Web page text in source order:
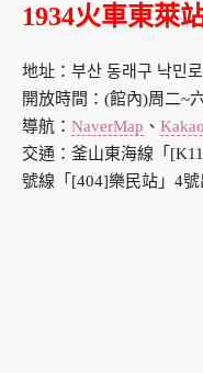
1934火車東萊
地址：부산 동래구 낙민
開放時間：(館內)周二~
導航： NaverMap 、
交通：釜山東海線「
號線「[404]樂民站」4號